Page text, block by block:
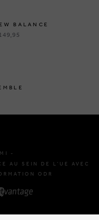
BALANCE
-
AU SEIN DE L'UE AVEC
ODR